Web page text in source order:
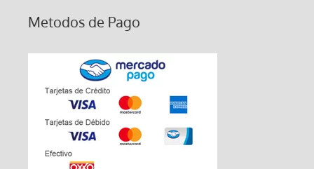
Metodos de Pago